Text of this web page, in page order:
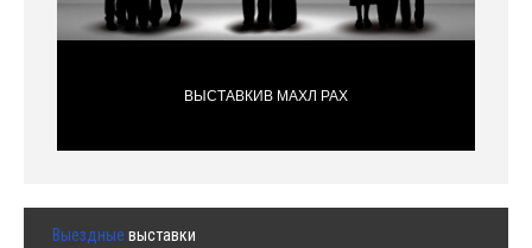
ВЫСТАВКИВ МАХЛ РАХ
Выездные выставки